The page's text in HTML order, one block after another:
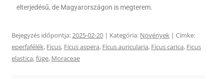
elterjedésű, de Magyarországon is megterem.
Bejegyzés időpontja: 2025-02-20 | Kategória: Növények | Címke:
eperfafélék, Ficus, Ficus aspera, Ficus auricularia, Ficus carica, Ficus
elastica,füge, Moraceae